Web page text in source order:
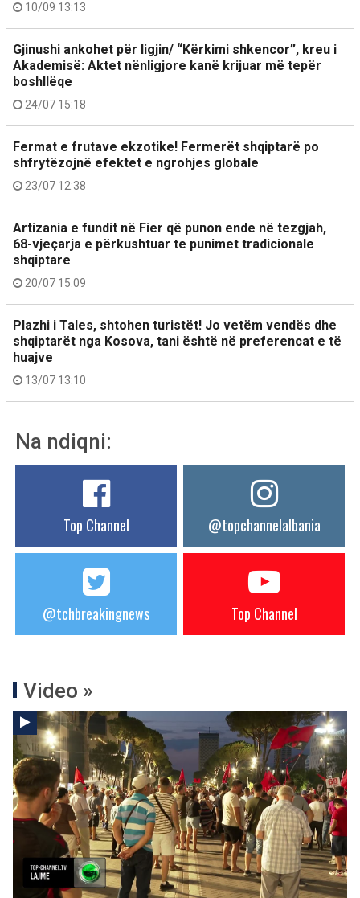
10/09 13:13
Gjinushi ankohet për ligjin/ “Kërkimi shkencor”, kreu i
Akademisë: Aktet nënligjore kanë krijuar më tepër
boshllëqe
24/07 15:18
Fermat e frutave ekzotike! Fermerët shqiptarë po
shfrytëzojnë efektet e ngrohjes globale
23/07 12:38
Artizania e fundit në Fier që punon ende në tezgjah,
68-vjeçarja e përkushtuar te punimet tradicionale
shqiptare
20/07 15:09
Plazhi i Tales, shtohen turistët! Jo vetëm vendës dhe
shqiptarët nga Kosova, tani është në preferencat e të
huajve
13/07 13:10
Na ndiqni:
Top Channel @topchannelalbania
@tchbreakingnews Top Channel
Video »